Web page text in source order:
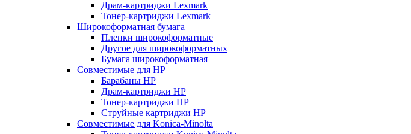
Драм-картриджи Lexmark
Тонер-картриджи Lexmark
Широкоформатная бумага
Пленки широкоформатные
Другое для широкоформатных
Бумага широкоформатная
Совместимые для HP
Барабаны HP
Драм-картриджи HP
Тонер-картриджи HP
Струйные картриджи HP
Совместимые для Konica-Minolta